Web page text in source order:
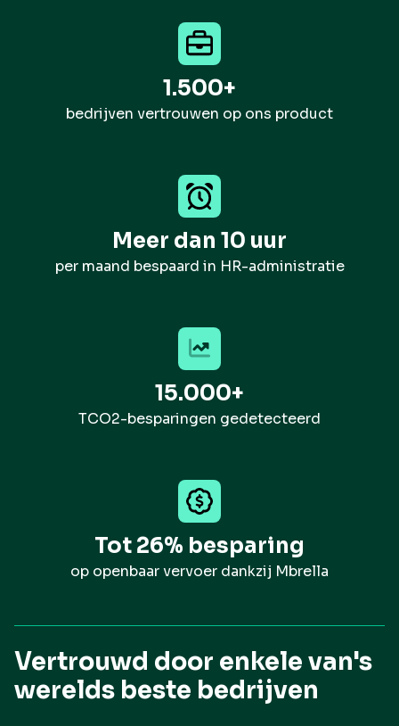
1.500+
bedrijven vertrouwen op ons product
Meer dan 10 uur
per maand bespaard in HR-administratie
15.000+
TCO2-besparingen gedetecteerd
Tot 26% besparing
op openbaar vervoer dankzij Mbrella
Vertrouwd door enkele van's
werelds beste bedrijven